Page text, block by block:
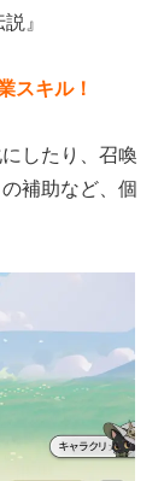
』
スキル！
したり、召喚
補助など、個